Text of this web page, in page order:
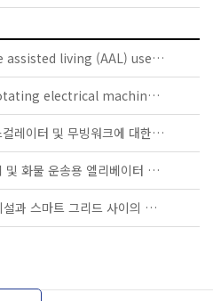
IEC TS 63134:2020 - Active assisted living (AAL) use cases
IEC 60034-5:2020 RLV - Rotating electrical machines - Part 5: Degrees of protection provided by the integral design of rotating electrical machines (IP code) - Classification
KS B ISO/TS 25740-1 - 에스컬레이터 및 무빙워크에 대한 안전요건 — 제1부: 세계공통 필수 안전요건(GESRs)
KS B ISO/TS 8100-21 - 승객 및 화물 운송용 엘리베이터 —제21부: 세계공통 필수안전요건(GESRs)을 충족하는 세계공통 안전 파라미터(GSPs)
KS C IEC TS 62872 - 산업 시설과 스마트 그리드 사이의 산업 공정 측정, 제어 및 자동화 시스템 인터페이스